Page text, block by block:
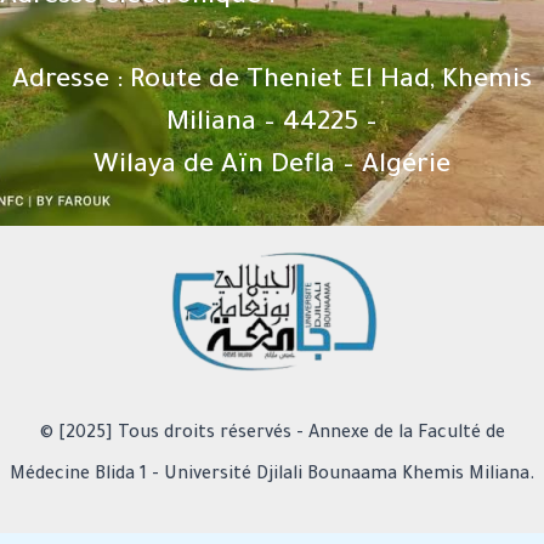
Adresse : Route de Theniet El Had, Khemis
Miliana – 44225 –
Wilaya de Aïn Defla – Algérie
© [2025] Tous droits réservés - Annexe de la Faculté de
Médecine Blida 1 - Université Djilali Bounaama Khemis Miliana.